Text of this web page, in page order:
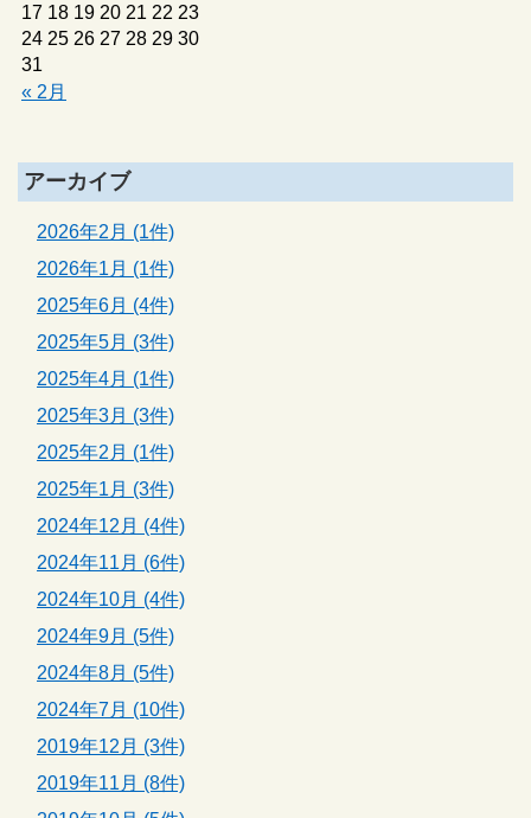
« 2月
17 18 19 20 21 22 23
24 25 26 27 28 29 30
31
アーカイブ
2026年2月 (1件)
2026年1月 (1件)
2025年6月 (4件)
2025年5月 (3件)
2025年4月 (1件)
2025年3月 (3件)
2025年2月 (1件)
2025年1月 (3件)
2024年12月 (4件)
2024年11月 (6件)
2024年10月 (4件)
2024年9月 (5件)
2024年8月 (5件)
2024年7月 (10件)
2019年12月 (3件)
2019年11月 (8件)